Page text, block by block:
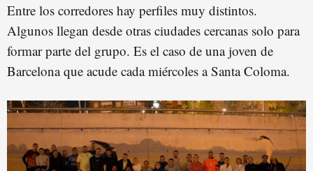
Entre los corredores hay perfiles muy distintos.
Algunos llegan desde otras ciudades cercanas solo para
formar parte del grupo. Es el caso de una joven de
Barcelona que acude cada miércoles a Santa Coloma.